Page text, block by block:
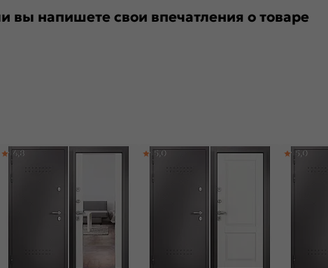
вы напишете свои впечатления о товаре
4,8 5,0 5,0